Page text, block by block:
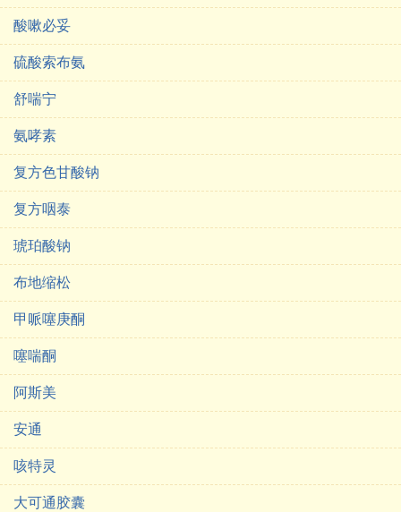
酸嗽必妥
硫酸索布氨
舒喘宁
氨哮素
复方色甘酸钠
复方咽泰
琥珀酸钠
布地缩松
甲哌噻庚酮
噻喘酮
阿斯美
安通
咳特灵
大可通胶囊